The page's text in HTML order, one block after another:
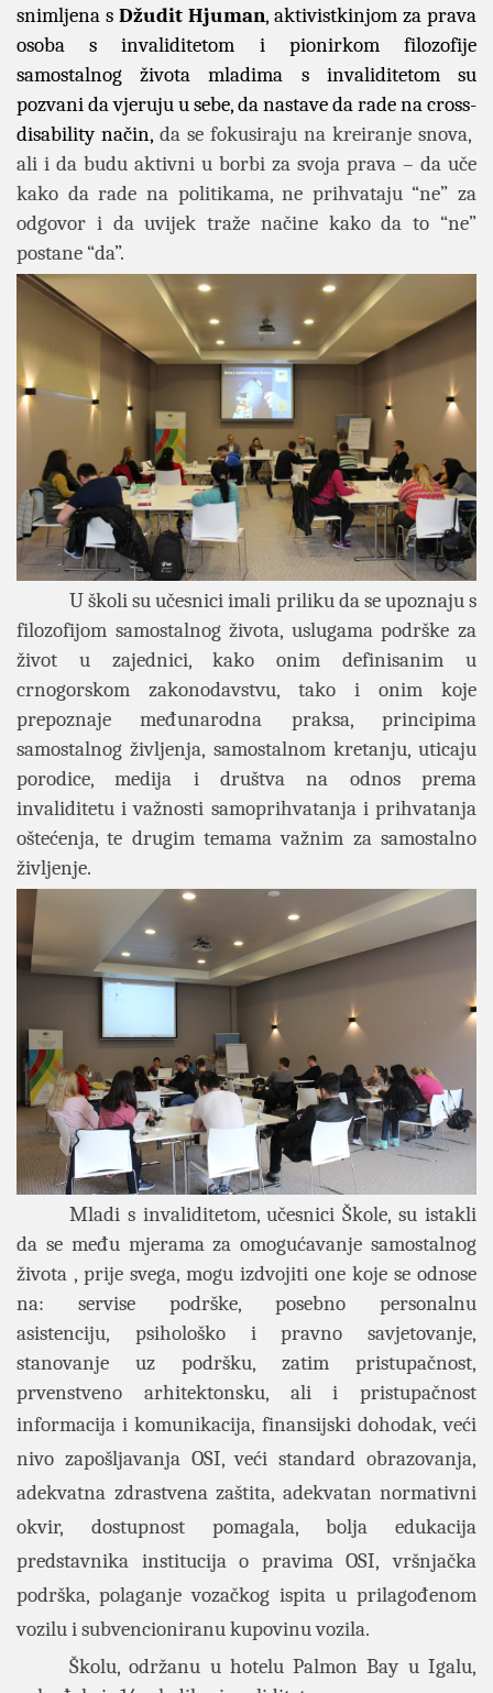
snimljena s Džudit Hjuman, aktivistkinjom za prava
osoba s invaliditetom i pionirkom filozofije
samostalnog života mladima s invaliditetom su
pozvani da vjeruju u sebe, da nastave da rade na cross-
disability način, da se fokusiraju na kreiranje snova,
ali i da budu aktivni u borbi za svoja prava – da uče
kako da rade na politikama, ne prihvataju “ne” za
odgovor i da uvijek traže načine kako da to “ne”
postane “da”.
U školi su učesnici imali priliku da se upoznaju s
filozofijom samostalnog života, uslugama podrške za
život u zajednici, kako onim definisanim u
crnogorskom zakonodavstvu, tako i onim koje
prepoznaje međunarodna praksa, principima
samostalnog življenja, samostalnom kretanju, uticaju
porodice, medija i društva na odnos prema
invaliditetu i važnosti samoprihvatanja i prihvatanja
oštećenja, te drugim temama važnim za samostalno
življenje.
Mladi s invaliditetom, učesnici Škole, su istakli
da se među mjerama za omogućavanje samostalnog
života , prije svega, mogu izdvojiti one koje se odnose
na: servise podrške, posebno personalnu
asistenciju, psihološko i pravno savjetovanje,
stanovanje uz podršku, zatim pristupačnost,
prvenstveno arhitektonsku, ali i pristupačnost
informacija i komunikacija, finansijski dohodak, veći
nivo zapošljavanja OSI, veći standard obrazovanja,
adekvatna zdrastvena zaštita, adekvatan normativni
okvir, dostupnost pomagala,bolja edukacija
predstavnika institucija o pravima OSI,vršnjačka
podrška, polaganje vozačkog ispita u prilagođenom
vozilu i subvencioniranu kupovinu vozila.
Školu, održanu u hotelu Palmon Bay u Igalu,